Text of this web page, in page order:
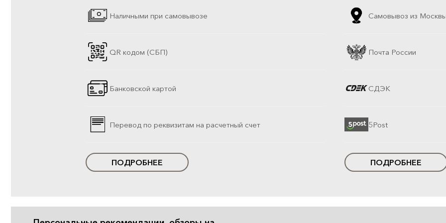
Наличными при самовывозе
QR кодом (СБП)
Банковской картой
Перевод по реквизитам на расчетный счет
ПОДРОБНЕЕ
Самовывоз из
Почта России
СДЭК
5Post
ПОДРОБНЕЕ